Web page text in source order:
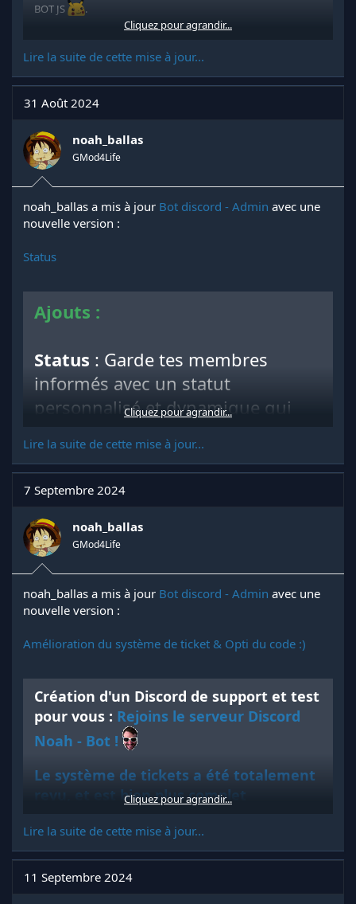
BOT JS
.
Cliquez pour agrandir...
Lire la suite de cette mise à jour...
31 Août 2024
noah_ballas
GMod4Life
noah_ballas a mis à jour Bot discord - Admin avec une
nouvelle version :
Status
Ajouts :
Status : Garde tes membres
informés avec un statut
personnalisé et dynamique qui
serveur ou des événements
importants.
Status :
Regarde la pièce jointe 72655
Cliquez pour agrandir...
Lire la suite de cette mise à jour...
7 Septembre 2024
noah_ballas
GMod4Life
noah_ballas a mis à jour Bot discord - Admin avec une
nouvelle version :
Amélioration du système de ticket & Opti du code :)
Création d'un Discord de support et test
pour vous : Rejoins le serveur Discord
Noah - Bot !
Le système de tickets a été totalement
revu, et est bien plus complet
- Modification totale de l'interface
- Il est désormais possible...
Cliquez pour agrandir...
Lire la suite de cette mise à jour...
11 Septembre 2024